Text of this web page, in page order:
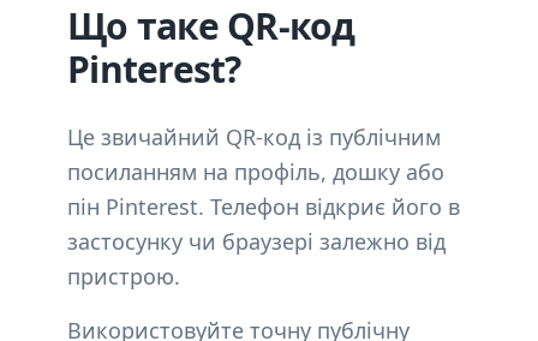
Що таке QR-код
Pinterest?
Це звичайний QR-код із публічним
посиланням на профіль, дошку або
пін Pinterest. Телефон відкриє його в
застосунку чи браузері залежно від
пристрою.
Використовуйте точну публічну